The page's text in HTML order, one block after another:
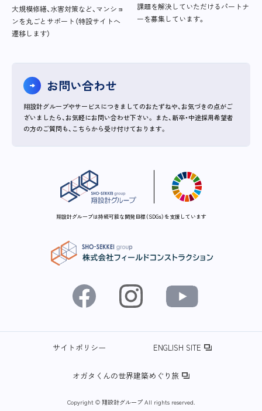
大規模修繕、水害対策など、マンショ
ンを丸ごとサポート（特設サイトへ
遷移します）
課題を解決していただけるパートナ
ーを募集しています。
お問い合わせ
翔設計グループやサービスにつきましてのおたずねや、お気づきの点がご
ざいましたら、お気軽にお問い合わせ下さい。 また、新卒・中途採用希望者
の方のご質問も、こちらから受け付けております。
翔設計グループは持続可能な開発目標（SDGs）を支援しています
サイトポリシー ENGLISH SITE
オガタくんの世界建築めぐり旅
Copyright © 翔設計グループ All rights reserved.